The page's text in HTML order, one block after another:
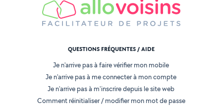
QUESTIONS FRÉQUENTES / AIDE
Je n'arrive pas à faire vérifier mon mobile
Je n'arrive pas à me connecter à mon compte
Je n'arrive pas à m'inscrire depuis le site web
Comment réinitialiser / modifier mon mot de passe